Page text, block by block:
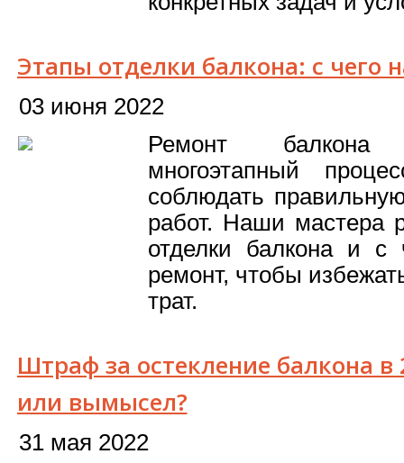
Этапы отделки балкона: с чего
03 июня 2022
Ремонт
многоэтапный
соблюдать
работ. Наши мастера
отделки балкона и с
ремонт, чтобы
трат.
Штраф за остекление балкона в
или вымысел?
31 мая 2022